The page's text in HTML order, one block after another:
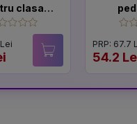
clasa
gradul
PRP: 67.7
54.2